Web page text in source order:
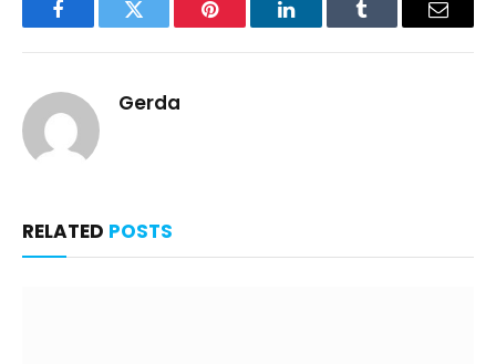
FacebookTwitter Pinterest LinkedInTumblr Email
Gerda
RELATED POSTS